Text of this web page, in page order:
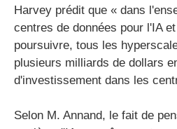
Harvey prédit que « dans
centres de données pour l'IA
poursuivre, tous les
plusieurs milliards de dollars
d'investissement dans les
Selon M. Annand, le fait de